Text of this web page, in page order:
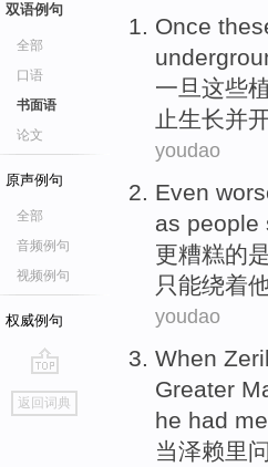
双语例句
全部
口语
书面语
论文
原声例句
全部
音频例句
视频例句
权威例句
go
top
返回词典
Once
一旦 这些
止生长并
youdao
Even
as people
更糟糕的
只能绕着
youdao
When
Greater
he had
当泽赖里问